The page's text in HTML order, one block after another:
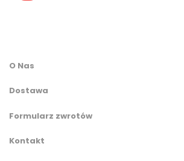
O Nas
Dostawa
Formularz zwrotów
Kontakt